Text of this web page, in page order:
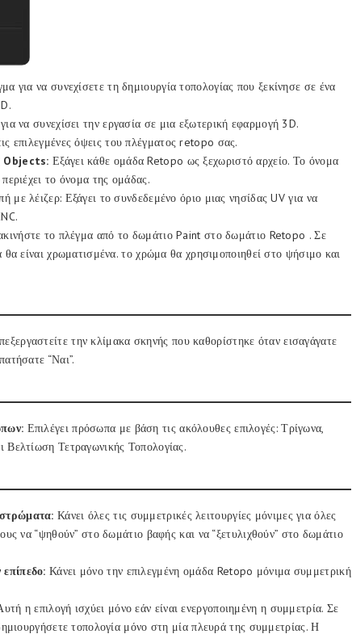
για να συνεχίσετε τη δημιουργία τοπολογίας που ξεκίνησε σε ένα
να συνεχίσει την εργασία σε μια εξωτερική εφαρμογή 3D.
επιλεγμένες όψεις του πλέγματος retopo σας.
Objects: Εξάγει κάθε ομάδα Retopo ως ξεχωριστό αρχείο. Το όνομα
το όνομα της ομάδας.
με λέιζερ: Εξάγει το συνδεδεμένο όριο μιας νησίδας UV για να
το πλέγμα από το δωμάτιο Paint στο δωμάτιο Retopo . Σε
θα είναι χρωματισμένα. το χρώμα θα χρησιμοποιηθεί στο ψήσιμο και
την κλίμακα σκηνής που καθορίστηκε όταν εισαγάγατε
“Ναι”.
Επιλέγει πρόσωπα με βάση τις ακόλουθες επιλογές: Τρίγωνα,
Τετραγωνικής Τοπολογίας.
Κάνει όλες τις συμμετρικές λειτουργίες μόνιμες για όλες
να “ψηθούν” στο δωμάτιο βαφής και να “ξετυλιχθούν” στο δωμάτιο
Κάνει μόνο την επιλεγμένη ομάδα Retopo μόνιμα συμμετρική
η επιλογή ισχύει μόνο εάν είναι ενεργοποιημένη η συμμετρία. Σε
τοπολογία μόνο στη μία πλευρά της συμμετρίας. Η